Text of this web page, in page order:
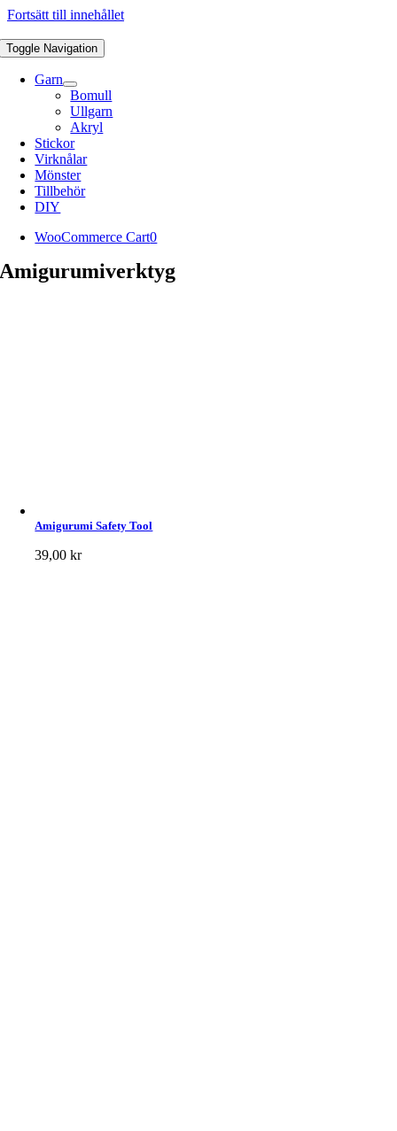
Fortsätt till innehållet
Toggle Navigation
Garn
Bomull
Ullgarn
Akryl
Stickor
Virknålar
Mönster
Tillbehör
DIY
WooCommerce Cart0
Amigurumiverktyg
Amigurumi Safety Tool
39,00kr